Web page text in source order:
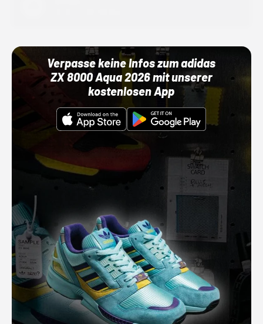
Verpasse keine Infos zum adidas
ZX 8000 Aqua 2026 mit unserer
kostenlosen App